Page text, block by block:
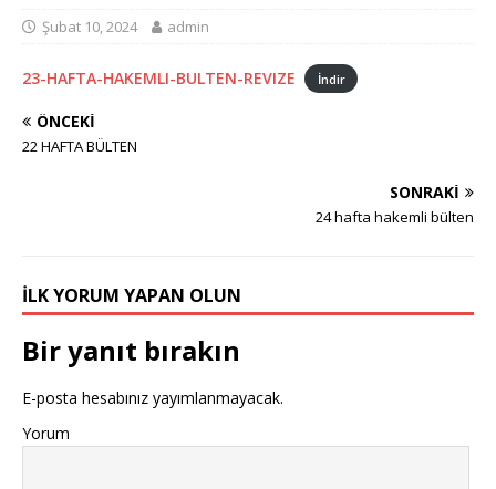
Şubat 10, 2024 admin
23-HAFTA-HAKEMLI-BULTEN-REVIZE İndir
ÖNCEKI
22 HAFTA BÜLTEN
SONRAKI
24 hafta hakemli bülten
İLK YORUM YAPAN OLUN
Bir yanıt bırakın
E-posta hesabınız yayımlanmayacak.
Yorum